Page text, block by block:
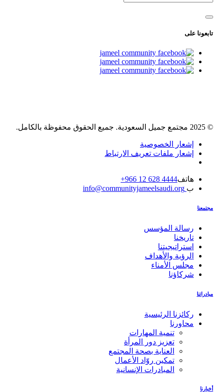
تابعونا على
© 2025 مجتمع جميل السعودية. جميع الحقوق محفوظة بالكامل.
إشعار الخصوصية
إشعار ملفات تعريف الارتباط
هاتف4444 628 12 966+
ب
مجتمعنا
رسالة المؤسس
تاريخنا
استراتيجيتنا
الرؤية والأهداف
مجلس الأمناء
شركاؤنا
مبادراتنا
ركائزنا الرئيسية
محاورنا
تنمية المهارات
تعزيز دور المرأة
العناية بصحة المجتمع
تمكين روّاد الأعمال
المبادرات الإنسانية
أخبارنا